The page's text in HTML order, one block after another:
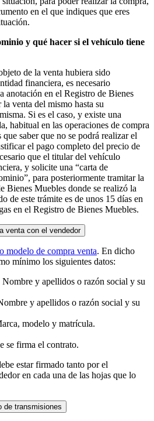
en el que indiques que eres
y qué hacer si el vehículo tiene
de la venta hubiera sido
financiera, es necesario
anotación en el Registro de Bienes
venta del mismo hasta su
Si es el caso, y existe una
habitual en las operaciones de compra
saber que no se podrá realizar el
el pago completo del precio de
que el titular del vehículo
y solicite una “carta de
para posteriormente tramitar la
Bienes Muebles donde se realizó la
de este trámite es de unos 15 días en
en el Registro de Bienes Muebles.
venta con el vendedor
modelo de compra venta. En dicho
mínimo los siguientes datos:
y apellidos o razón social y su
y apellidos o razón social y su
modelo y matrícula.
se firma el contrato.
estar firmado tanto por el
en cada una de las hojas que lo
de transmisiones